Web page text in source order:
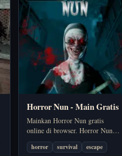
Horror Nun - Main Gratis
Mainkan Horror Nun gratis
online di browser. Horror Nun
memakai sudut pandang first-
person untuk menjaga ketegangan
horror survival escape